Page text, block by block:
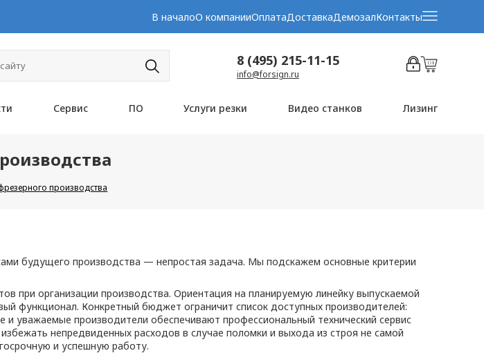
В началоО компанииОплатаДоставкаДемозалКонтакты
8 (495) 215-11-15
info@forsign.ru
Сервис ПО Услуги резки Видео станков Лизинг
производства
будущего производства — непростая задача. Мы подскажем основные критерии
при организации производства. Ориентация на планируемую линейку выпускаемой
функционал. Конкретный бюджет ограничит список доступных производителей:
уважаемые производители обеспечивают профессиональный технический сервис
непредвиденных расходов в случае поломки и выхода из строя не самой
и успешную работу.